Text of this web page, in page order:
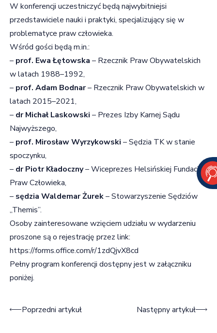
W konferencji uczestniczyć będą najwybitniejsi
przedstawiciele nauki i praktyki, specjalizujący się w
problematyce praw człowieka.
Wśród gości będą m.in.:
– prof. Ewa Łętowska – Rzecznik Praw Obywatelskich
w latach 1988–1992,
– prof. Adam Bodnar– Rzecznik Praw Obywatelskich w
latach 2015–2021,
– dr Michał Laskowski – Prezes Izby Karnej Sądu
Najwyższego,
– prof. Mirosław Wyrzykowski – Sędzia TK w stanie
spoczynku,
– dr Piotr Kładoczny– Wiceprezes Helsińskiej Fundacji
Praw Człowieka,
– sędzia Waldemar Żurek– Stowarzyszenie Sędziów
„Themis”.
Osoby zainteresowane wzięciem udziału w wydarzeniu
proszone są o rejestrację przez link:
https://forms.office.com/r/1zdQjvX8cd
Pełny program konferencji dostępny jest w załączniku
poniżej.
Nawigacja wpisu
Poprzedni artykuł Następny artykuł